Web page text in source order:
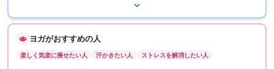
ヨガがおすすめの人
楽しく気楽に痩せたい人 汗かきたい人 ストレスを解消したい人